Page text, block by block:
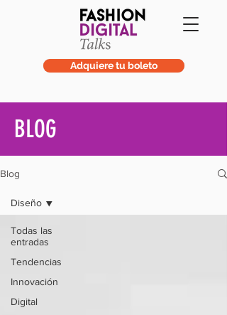
Adquiere tu boleto
BLOG
Blog
Todas las
entradas
Tendencias
Innovación
Digital
Diseño